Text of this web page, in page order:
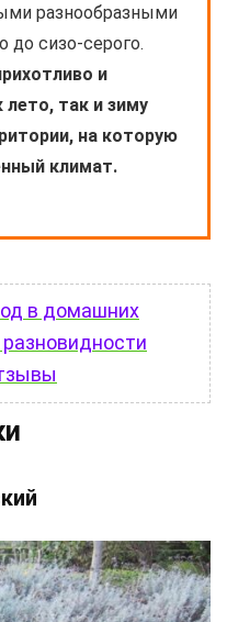
разнообразными
до сизо-серого.
и
лето, так и зиму
на которую
климат.
в домашних